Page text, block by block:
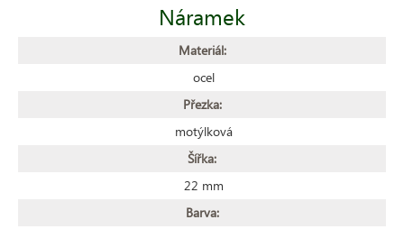
Náramek
Materiál:
ocel
Přezka:
motýlková
Šířka:
22 mm
Barva: